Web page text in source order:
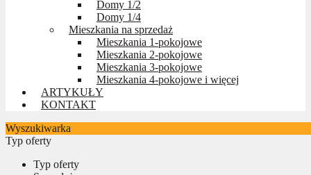
Domy 1/2
Domy 1/4
Mieszkania na sprzedaż
Mieszkania 1-pokojowe
Mieszkania 2-pokojowe
Mieszkania 3-pokojowe
Mieszkania 4-pokojowe i więcej
ARTYKUŁY
KONTAKT
Wyszukiwarka
Typ oferty
Typ oferty